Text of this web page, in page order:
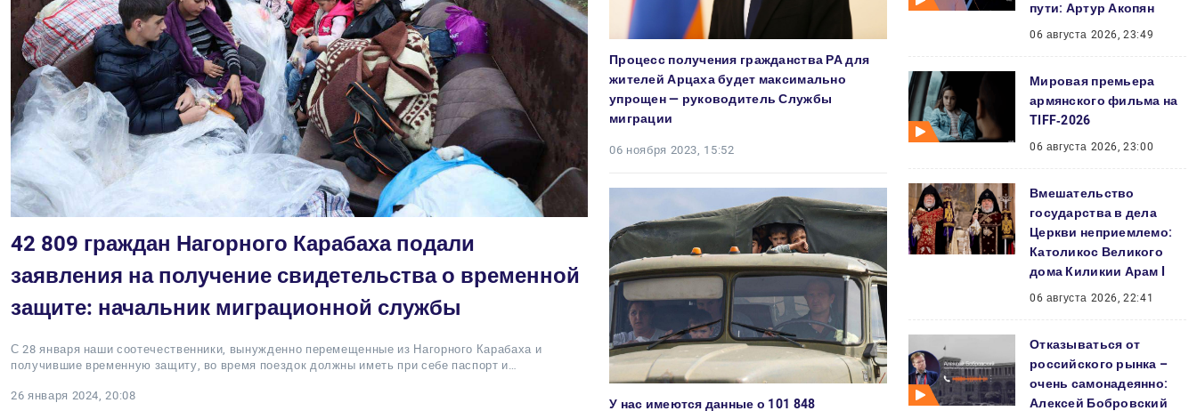
42 809 граждан Нагорного Карабаха подали
заявления на получение свидетельства о временной
защите: начальник миграционной службы
С 28 января наши соотечественники, вынужденно перемещенные из Нагорного Карабаха и
получившие временную защиту, во время поездок должны иметь при себе паспорт и…
26 января 2024, 20:08
Процесс получения гражданства РА для
жителей Арцаха будет максимально
упрощен — руководитель Службы
миграции
06 ноября 2023, 15:52
У нас имеются данные о 101 848
пути: Артур Акопян
06 августа 2026, 23:49
Мировая премьера
армянского фильма на
TIFF‑2026
06 августа 2026, 23:00
Вмешательство
государства в дела
Церкви неприемлемо:
Католикос Великого
дома Киликии Арам I
06 августа 2026, 22:41
Отказываться от
российского рынка –
очень самонадеянно:
Алексей Бобровский